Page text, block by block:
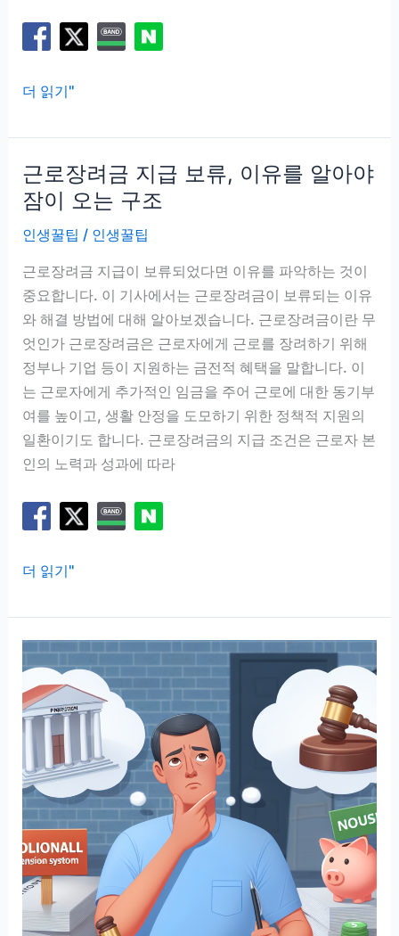
가
부
앱
추
천,
쓰
말
고
또
다
시
찾
게
되
는
이
유
더 읽기"
근로장려금 지급 보류, 이유를 알아야
잠이 오는 구조
인생꿀팁 / 인생꿀팁
근로장려금 지급이 보류되었다면 이유를 파악하는 것이
중요합니다. 이 기사에서는 근로장려금이 보류되는 이유
와 해결 방법에 대해 알아보겠습니다. 근로장려금이란 무
엇인가 근로장려금은 근로자에게 근로를 장려하기 위해
정부나 기업 등이 지원하는 금전적 혜택을 말합니다. 이
는 근로자에게 추가적인 임금을 주어 근로에 대한 동기부
여를 높이고, 생활 안정을 도모하기 위한 정책적 지원의
일환이기도 합니다. 근로장려금의 지급 조건은 근로자 본
인의 노력과 성과에 따라
근
장
려
금
지
급
류,
이
유
를
알
아
야
잠
더 읽기"